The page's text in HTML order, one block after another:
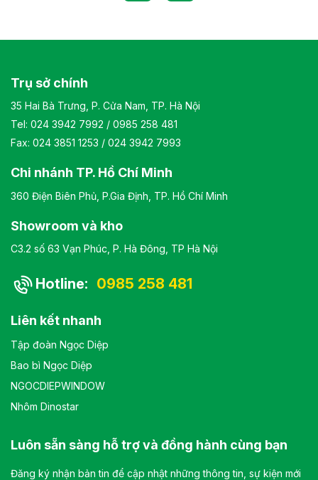
Trụ sở chính
35 Hai Bà Trưng, P. Cửa Nam, TP. Hà Nội
Tel: 024 3942 7992 / 0985 258 481
Fax: 024 3851 1253 / 024 3942 7993
Chi nhánh TP. Hồ Chí Minh
360 Điện Biên Phủ, P.Gia Định, TP. Hồ Chí Minh
Showroom và kho
C3.2 số 63 Vạn Phúc, P. Hà Đông, TP Hà Nội
Hotline: 0985 258 481
Liên kết nhanh
Tập đoàn Ngọc Diệp
Bao bì Ngọc Diệp
NGOCDIEPWINDOW
Nhôm Dinostar
Luôn sẵn sàng hỗ trợ và đồng hành cùng bạn
Đăng ký nhận bản tin để cập nhật những thông tin, sự kiện mới